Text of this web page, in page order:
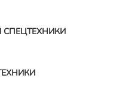
СПЕЦТЕХНИКИ